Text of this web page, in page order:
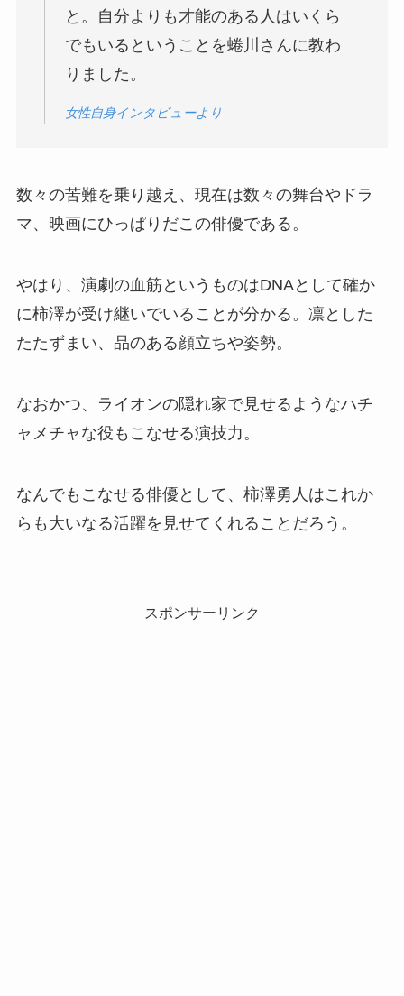
と。自分よりも才能のある人はいくら
でもいるということを蜷川さんに教わ
りました。
女性自身インタビューより
数々の苦難を乗り越え、現在は数々の舞台やドラ
マ、映画にひっぱりだこの俳優である。
やはり、演劇の血筋というものはDNAとして確か
に柿澤が受け継いでいることが分かる。凛とした
たたずまい、品のある顔立ちや姿勢。
なおかつ、ライオンの隠れ家で見せるようなハチ
ャメチャな役もこなせる演技力。
なんでもこなせる俳優として、柿澤勇人はこれか
らも大いなる活躍を見せてくれることだろう。
スポンサーリンク